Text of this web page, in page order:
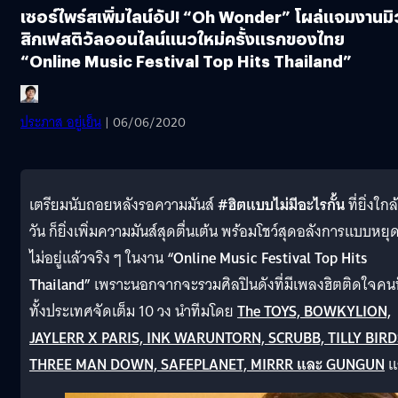
เซอร์ไพร์สเพิ่มไลน์อัป! “Oh Wonder” โผล่แจมงาน
สิกเฟสติวัลออนไลน์แนวใหม่ครั้งแรกของไทย
“Online Music Festival Top Hits Thailand”
ประภาส อยู่เย็น | 06/06/2020
เตรียมนับถอยหลังรอความมันส์#ฮิตแบบไม่มีอะไรกั้นที่ยิ่งใกล้
วัน ก็ยิ่งเพิ่มความมันส์สุดตื่นเต้น พร้อมโชว์สุดอลังการแบบหยุ
ไม่อยู่แล้วจริง ๆ ในงาน“Online Music Festival Top Hits
Thailand” เพราะนอกจากจะรวมศิลปินดังที่มีเพลงฮิตติดใจค
ทั้งประเทศจัดเต็ม 10 วง นำทีมโดยThe TOYS, BOWKYLION,
JAYLERR X PARIS, INK WARUNTORN, SCRUBB, TILLY
THREE MAN DOWN, SAFEPLANET, MIRRR และ GUNGUN